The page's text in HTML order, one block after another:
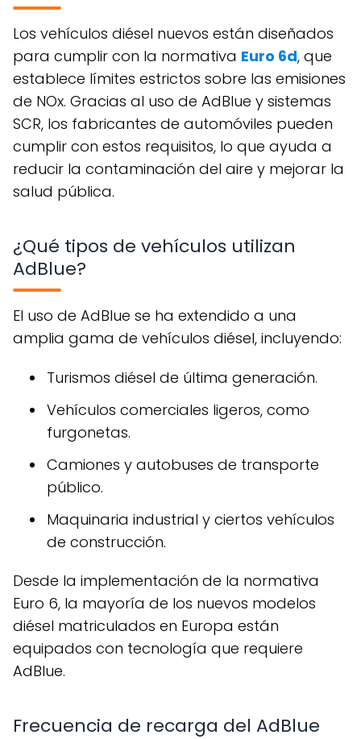
Los vehículos diésel nuevos están diseñados
para cumplir con la normativa Euro 6d, que
establece límites estrictos sobre las emisiones
de NOx. Gracias al uso de AdBlue y sistemas
SCR, los fabricantes de automóviles pueden
cumplir con estos requisitos, lo que ayuda a
reducir la contaminación del aire y mejorar la
salud pública.
¿Qué tipos de vehículos utilizan
AdBlue?
El uso de AdBlue se ha extendido a una
amplia gama de vehículos diésel, incluyendo:
Turismos diésel de última generación.
Vehículos comerciales ligeros, como
furgonetas.
Camiones y autobuses de transporte
público.
Maquinaria industrial y ciertos vehículos
de construcción.
Desde la implementación de la normativa
Euro 6, la mayoría de los nuevos modelos
diésel matriculados en Europa están
equipados con tecnología que requiere
AdBlue.
Frecuencia de recarga del AdBlue